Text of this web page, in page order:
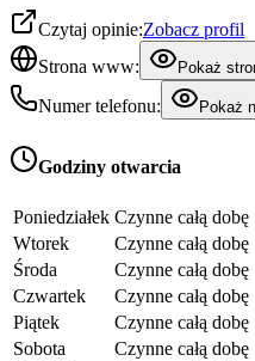
Czytaj opinie:Zobacz profil
Strona www:
Pokaż
Numer telefonu: Pokaż
Godziny otwarcia
Poniedziałek Czynne całą dobę
Wtorek
Czynne całą dobę
Środa
Czynne całą dobę
Czwartek
Czynne całą dobę
Piątek
Czynne całą dobę
Sobota
Czynne całą dobę